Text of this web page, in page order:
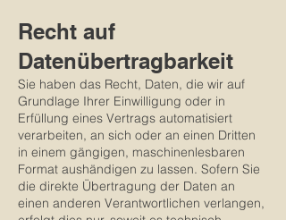
Recht auf
Datenübertragbarkeit
Sie haben das Recht, Daten, die wir auf
Grundlage Ihrer Einwilligung oder in
Erfüllung eines Vertrags automatisiert
verarbeiten, an sich oder an einen Dritten
in einem gängigen, maschinenlesbaren
Format aushändigen zu lassen. Sofern Sie
die direkte Übertragung der Daten an
einen anderen Verantwortlichen verlangen,